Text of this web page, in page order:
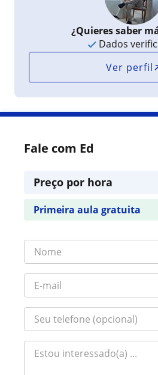
¿Quieres saber
Dados
Ver perfil
Fale com Ed
Preço por hora
Primeira aula gratuita